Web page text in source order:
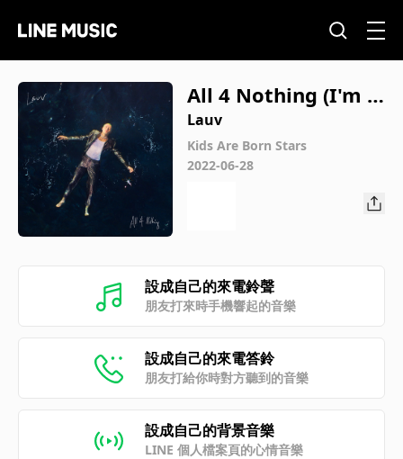
All 4 Nothing (I'm S
o In Love)
Lauv
Kids Are Born Stars
2022-06-28
設成自己的來電鈴聲
朋友打來時手機響起的音樂
設成自己的來電答鈴
朋友打給你時對方聽到的音樂
設成自己的背景音樂
LINE 個人檔案頁的心情音樂